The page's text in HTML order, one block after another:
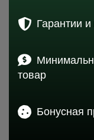
Гарантии
товар
Бонусная